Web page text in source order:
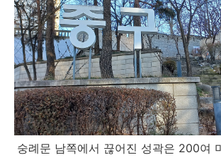
숭례문 남쪽에서 끊어진 성곽은 200여